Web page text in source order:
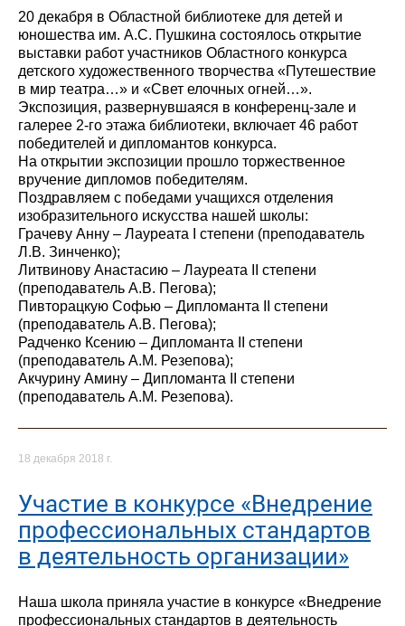
20 декабря в Областной библиотеке для детей и
юношества им. А.С. Пушкина состоялось открытие
выставки работ участников Областного конкурса
детского художественного творчества «Путешествие
в мир театра…» и «Свет елочных огней…».
Экспозиция, развернувшаяся в конференц-зале и
галерее 2-го этажа библиотеки, включает 46 работ
победителей и дипломантов конкурса.
На открытии экспозиции прошло торжественное
вручение дипломов победителям.
Поздравляем с победами учащихся отделения
изобразительного искусства нашей школы:
Грачеву Анну – Лауреата I степени (преподаватель
Л.В. Зинченко);
Литвинову Анастасию – Лауреата II степени
(преподаватель А.В. Пегова);
Пивторацкую Софью – Дипломанта II степени
(преподаватель А.В. Пегова);
Радченко Ксению – Дипломанта II степени
(преподаватель А.М. Резепова);
Акчурину Амину – Дипломанта II степени
(преподаватель А.М. Резепова).
18 декабря 2018 г.
Участие в конкурсе «Внедрение
профессиональных стандартов
в деятельность организации»
Наша школа приняла участие в конкурсе «Внедрение
профессиональных стандартов в деятельность